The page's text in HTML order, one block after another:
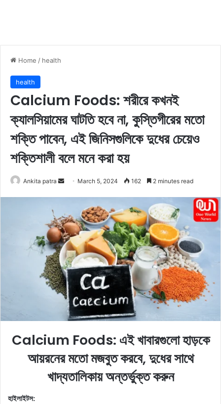
Home / health
health
Calcium Foods: শরীরে কখনই
ক্যালসিয়ামের ঘাটতি হবে না, কুস্তিগীরের মতো
শক্তি পাবেন, এই জিনিসগুলিকে দুধের চেয়েও
শক্তিশালী বলে মনে করা হয়
Ankita patra
d
a
n
e
m
a
i
l
March 5, 2024 162 2 minutes read
Calcium Foods: এই খাবারগুলো হাড়কে
আয়রনের মতো মজবুত করবে, দুধের সাথে
খাদ্যতালিকায় অন্তর্ভুক্ত করুন
হাইলাইটস: